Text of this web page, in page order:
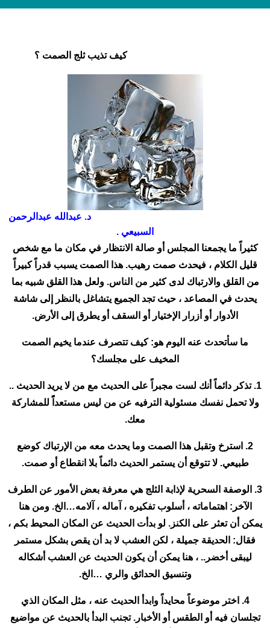
كيف تذيب ثلج الصمت ؟
د. عبدالله عبدالرحمن
السبيعي .
كثيراً ما يجمعنا المجلس أو صالة الانتظار في مكان ما مع شخص
قليل الكلام ، فيحدث صمت رهيب. هذا الصمت يسبب قدراً كبيراً
من القلق والارتباك لدى كثير من الناس. ولعل هذا القلق شبيه بما
يحدث في المصاعد ، حيث تجد الجميع يتشاغل بالنظر إلى شاشة
الأدوار أو أزرار الإختيار أو السقف أو يطرق إلى الأرض.
ما سأتحدث عنه اليوم هو: كيف تتصرف عندما يخيم الصمت
المخيف على مجلسك؟
1. تذكر دائماً أنك لست مجبراً على الحديث مع من لا يريد الحديث ..
ولا تحمل نفسك مسئولية الترفيه عن من ليس مستعداًً للمشاركة
معك.
2. استرخ وتقبل هذا الصمت وما يحدث معه من الإرتباك كوضع
طبيعي. لا تتوقع أن يستمر الحديث دائماً بلا انقطاع أو صمت.
3. الوصفة السحرية لإذابة الثلج هي معرفة بعض الأمور عن الطرف
الآخر: اهتماماته ، أسلوب تفكيره ، آماله ، آلامه…الخ. ومن هنا
يمكن أن تعثر على الكنز. لو بدأت الحديث عن المكان المحيط بكم ،
فقال: الحديقة جميلة ، لكن العشب لا بد أن يقص بشكل مستمر
ليبقى أخضر.. ، هنا يمكن أن يكون الحديث عن العشب أشكاله
وتنسيق الحدائق والري …الخ.
4. اختر موضوعاً محايداً وابدأ الحديث عنه ، مثل المكان الذي
تجلسان فيه أو الطقس أو الأخبار. تجنب البدأ بالحديث عن مواضيع